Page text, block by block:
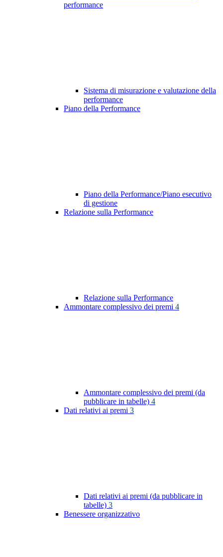
performance
Sistema di misurazione e valutazione della
performance
Piano della Performance
Piano della Performance/Piano esecutivo
di gestione
Relazione sulla Performance
Relazione sulla Performance
Ammontare complessivo dei premi 4
Ammontare complessivo dei premi (da
pubblicare in tabelle) 4
Dati relativi ai premi 3
Dati relativi ai premi (da pubblicare in
tabelle) 3
Benessere organizzativo